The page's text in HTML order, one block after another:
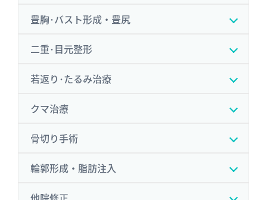
豊胸･バスト形成・豊尻
二重･目元整形
若返り･たるみ治療
クマ治療
骨切り手術
輪郭形成・脂肪注入